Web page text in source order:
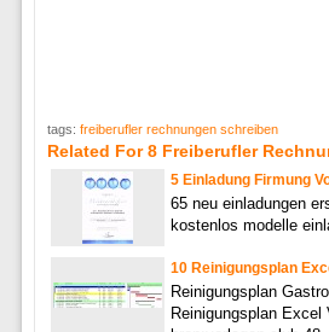
tags: freiberufler rechnungen schreiben
Related For 8 Freiberufler
5 Einladung Firmung
65 neu einladungen
kostenlos modelle
10 Reinigungsplan
Reinigungsplan
Reinigungsplan Excel